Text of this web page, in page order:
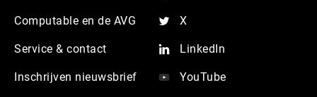
Computable en de AVG
Service & contact
Inschrijven nieuwsbrief
X
LinkedIn
YouTube